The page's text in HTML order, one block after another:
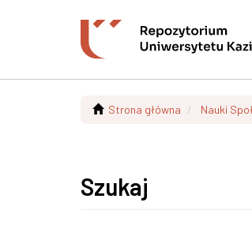
Strona główna Nauki
Szukaj